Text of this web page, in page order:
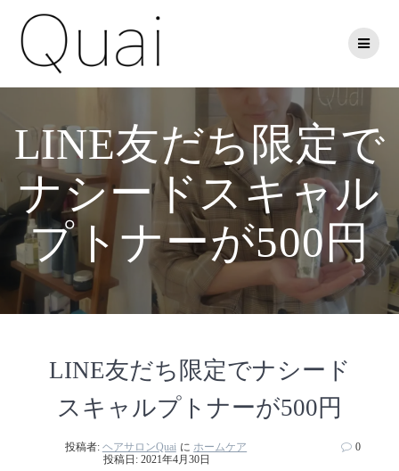
ツ
キ
ッ
プ
LINE友だち限定で
ナシードスキャル
プトナーが500円
LINE友だち限定でナシード
スキャルプトナーが500円
投稿者: ヘアサロンQuai にホームケア
投稿日: 2021年4月30日
0